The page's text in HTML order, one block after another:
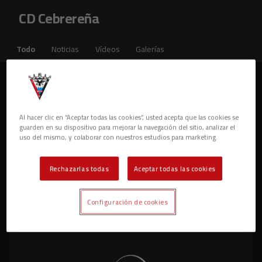
CD Cebrereña
Todo Noticias Vídeos Galerías
Noticias
1 resultados
Al hacer clic en “Aceptar todas las cookies”, usted acepta que las cookies se
guarden en su dispositivo para mejorar la navegación del sitio, analizar el
uso del mismo, y colaborar con nuestros estudios para marketing.
Rechazarlas todas Aceptar todas las cookies
Configuración de cookies